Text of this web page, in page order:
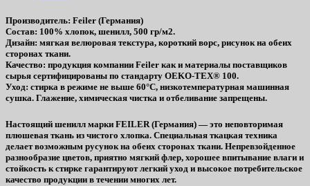
Производитель: Feiler (Германия)
Состав: 100% хлопок, шенилл, 500 гр/м2.
Дизайн: мягкая велюровая текстура, короткий ворс, рисунок на обеих
сторонах ткани.
Качество: продукция компании Feiler как и материалы поставщиков
сырья сертифицированы по стандарту OEKO-TEX® 100.
Уход: стирка в режиме не выше 60°C, низкотемпературная машинная
сушка. Глажение, химическая чистка и отбеливание запрещены.
Настоящий шенилл марки FEILER (Германия) — это неповторимая
плюшевая ткань из чистого хлопка. Специальная ткацкая техника
делает возможным русунок на обеих сторонах ткани. Непревзойденное
разнообразие цветов, приятно мягкий флер, хорошее впитывание влаги и
стойкость к стирке гарантируют легкий уход и высокое потребительское
качество продукции в течении многих лет.